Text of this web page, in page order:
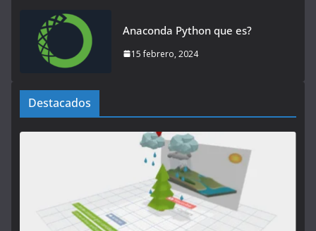
Anaconda Python que es?
15 febrero, 2024
Destacados